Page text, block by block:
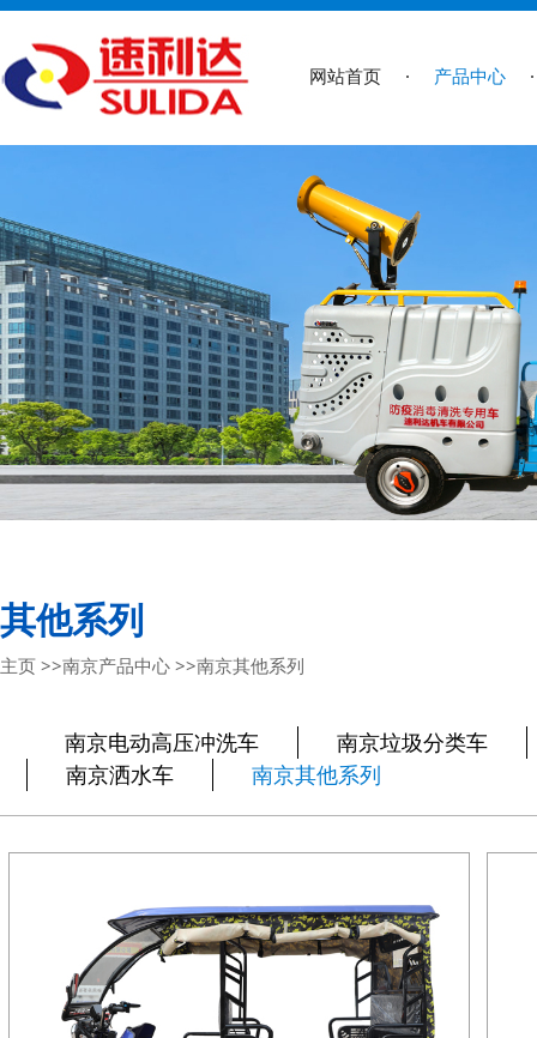
网站首页 产品中心
其他系列
主页 >>南京产品中心 >>南京其他系列
南京电动高压冲洗车
南京垃圾分类车
南京洒水车
南京其他系列